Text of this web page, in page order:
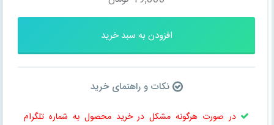
افزودن به سبد خرید
نکات و راهنمای خرید
در صورت هرگونه مشکل در خرید محصول به شماره تلگرام